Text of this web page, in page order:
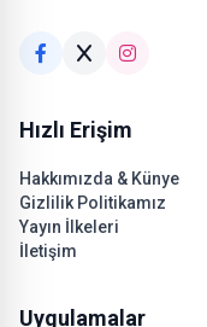
Hızlı Erişim
Hakkımızda & Künye
Gizlilik Politikamız
Yayın İlkeleri
İletişim
Uygulamalar